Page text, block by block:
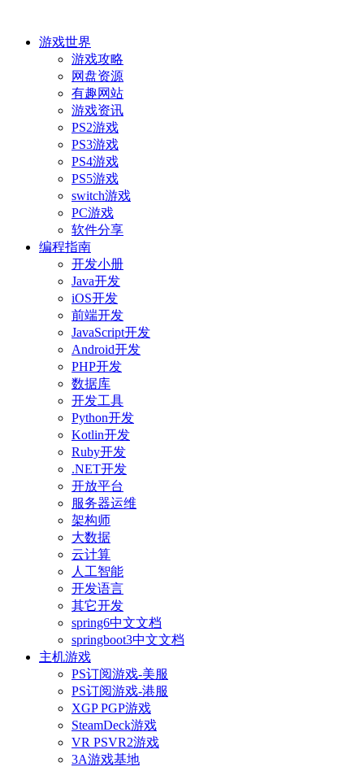
游戏世界
游戏攻略
网盘资源
有趣网站
游戏资讯
PS2游戏
PS3游戏
PS4游戏
PS5游戏
switch游戏
PC游戏
软件分享
编程指南
开发小册
Java开发
iOS开发
前端开发
JavaScript开发
Android开发
PHP开发
数据库
开发工具
Python开发
Kotlin开发
Ruby开发
.NET开发
开放平台
服务器运维
架构师
大数据
云计算
人工智能
开发语言
其它开发
spring6中文文档
springboot3中文文档
主机游戏
PS订阅游戏-美服
PS订阅游戏-港服
XGP PGP游戏
SteamDeck游戏
VR PSVR2游戏
3A游戏基地